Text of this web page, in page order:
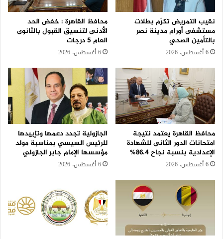
نقيب التمريض تكرّم بطلات
مستشفى أورام مدينة نصر
بالتأمين الصحي
6 أغسطس، 2026
محافظ القاهرة : خفض الحد
الأدنى لتنسيق القبول بالثانوى
العام 5 درجات
6 أغسطس، 2026
محافظ القاهرة يعتمد نتيجة
امتحانات الدور الثانى للشهادة
الإعدادية بنسبة نجاح 86.4%
6 أغسطس، 2026
الجازولية تجدد دعمها وتإييدها
للرئيس السيسي بمناسبة مولد
مؤسسها الإمام جابر الجازولي
6 أغسطس، 2026